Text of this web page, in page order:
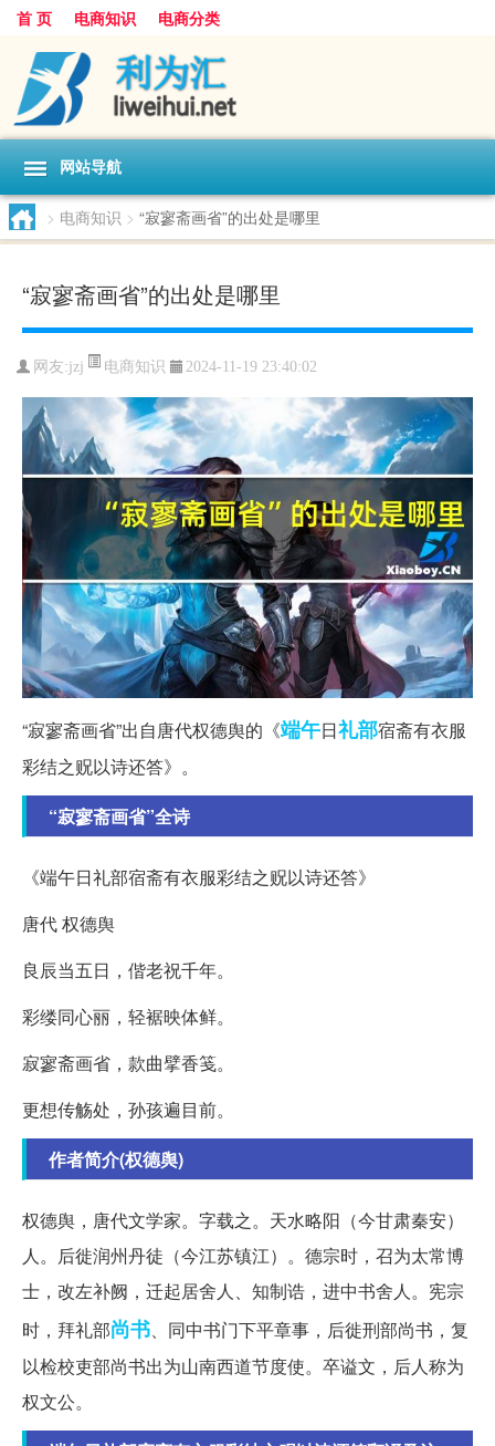
首 页 电商知识 电商分类
网站导航
> 电商知识 > “寂寥斋画省”的出处是哪里
“寂寥斋画省”的出处是哪里
网友:jzj 电商知识 2024-11-19 23:40:02
“寂寥斋画省”出自唐代权德舆的《端午日礼部宿斋有衣服
彩结之贶以诗还答》。
“寂寥斋画省”全诗
《端午日礼部宿斋有衣服彩结之贶以诗还答》
唐代 权德舆
良辰当五日，偕老祝千年。
彩缕同心丽，轻裾映体鲜。
寂寥斋画省，款曲擘香笺。
更想传觞处，孙孩遍目前。
作者简介(权德舆)
权德舆，唐代文学家。字载之。天水略阳（今甘肃秦安）
人。后徙润州丹徒（今江苏镇江）。德宗时，召为太常博
士，改左补阙，迁起居舍人、知制诰，进中书舍人。宪宗
时，拜礼部尚书、同中书门下平章事，后徙刑部尚书，复
以检校吏部尚书出为山南西道节度使。卒谥文，后人称为
权文公。